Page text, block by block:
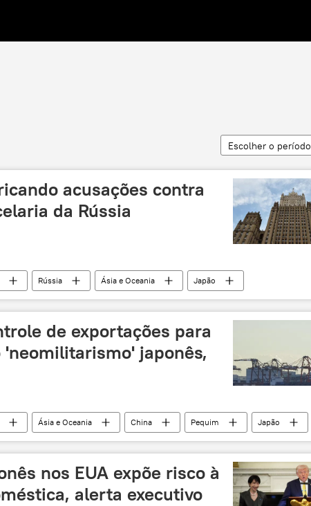
Escolher o período
acusações contra
da Rússia
Rússia Ásia e Oceania
Japão
Exteriores da Rússia acusações
diplomacia
de exportações para
'neomilitarismo' japonês,
Ásia e Oceania China Pequim
Japão
relações bilaterais
corrida armamentista
nos EUA expõe risco à
alerta executivo